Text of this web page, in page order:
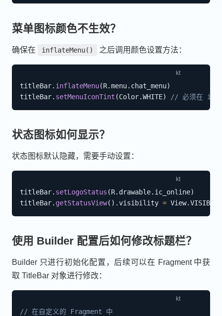
菜单图标颜色不生效？
确保在 inflateMenu() 之后调用颜色设置方法：
titleBar. inflateMenu(R.menu. chat_menu)
titleBar. setMenuIconTint (Color.WHITE) // 必须在
状态图标如何显示？
状态图标默认隐藏，需要手动设置：
titleBar. setLogoStatus (R. drawable. ic_online)
titleBar. getStatusView( ) .visibility = View.
使用 Builder 配置后如何修改标题栏？
Builder 只进行初始化配置，后续可以在 Fragment 中获
取 TitleBar 对象进行修改：
// 在自定义的 Fragment 中